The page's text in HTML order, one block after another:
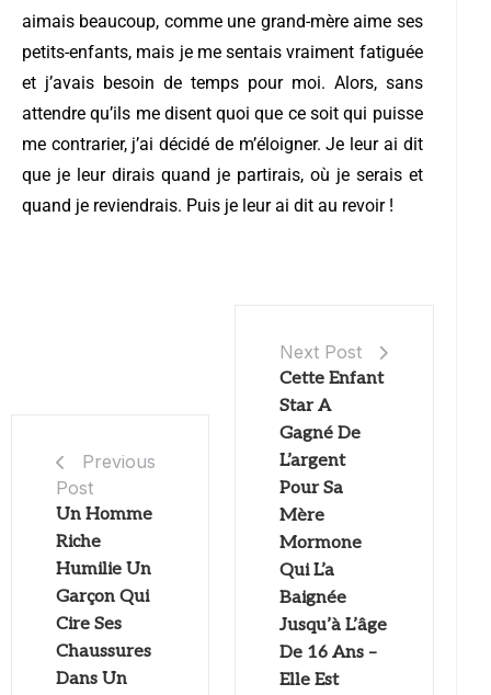
aimais beaucoup, comme une grand-mère aime ses
petits-enfants, mais je me sentais vraiment fatiguée
et j’avais besoin de temps pour moi. Alors, sans
attendre qu’ils me disent quoi que ce soit qui puisse
me contrarier, j’ai décidé de m’éloigner. Je leur ai dit
que je leur dirais quand je partirais, où je serais et
quand je reviendrais. Puis je leur ai dit au revoir !
Previous
Post
Un Homme
Riche
Humilie Un
Garçon Qui
Cire Ses
Chaussures
Dans Un
Next Post
Cette Enfant
Star A
Gagné De
L’argent
Pour Sa
Mère
Mormone
Qui L’a
Baignée
Jusqu’à L’âge
De 16 Ans –
Elle Est